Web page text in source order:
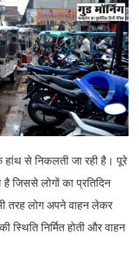
हांथ से निकलती जा रही है। पूरे
जिससे लोगों का प्रतिदिन
तरह लोग अपने वाहन लेकर
निर्मित होती और वाहन